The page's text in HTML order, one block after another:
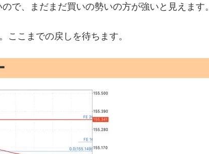
で、まだまだ買いの勢いの方が強いと見えます。
ここまでの戻しを待ちます。